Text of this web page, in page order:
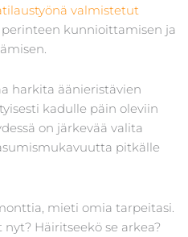
valmistetut
kunnioittamisen ja
harkita äänieristävien
kadulle päin oleviin
on järkevää valita
pitkälle
mieti omia tarpeitasi.
Häiritseekö se arkea?